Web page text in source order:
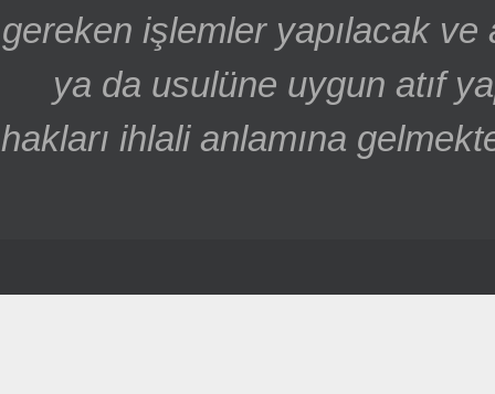
gereken işlemler yapılacak ve
ya da usulüne uygun atıf
hakları ihlali anlamına